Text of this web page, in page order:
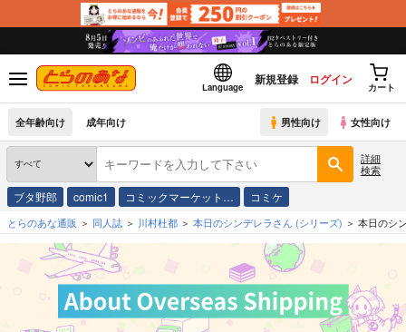
Language
新規登録 ログイン
カート
全年齢向け 成年向け 男性向け 女性向け
詳細
検索
ブタ野郎 comic1 コミックマーケット… コミケ
とらのあな通販 同人誌 川村杜都 本日のシンデレラさん (シリーズ) 本日のシ